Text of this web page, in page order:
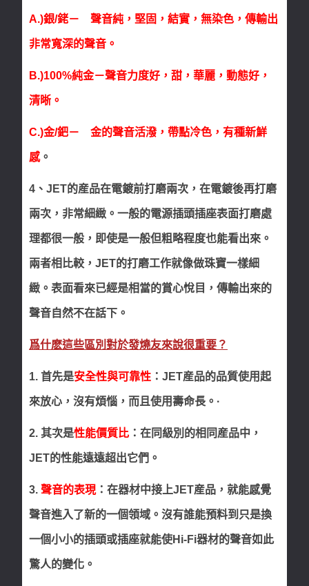
A.)銀/銠－ 聲音純，堅固，結實，無染色，傳輸出
非常寬深的聲音。
B.)100%純金－聲音力度好，甜，華麗，動態好，
清晰。
C.)金/鈀－ 金的聲音活潑，帶點冷色，有種新鮮
感。
4、JET的産品在電鍍前打磨兩次，在電鍍後再打磨
兩次，非常細緻。一般的電源插頭插座表面打磨處
理都很一般，即使是一般但粗略程度也能看出來。
兩者相比較，JET的打磨工作就像做珠寶一樣細
緻。表面看來已經是相當的賞心悅目，傳輸出來的
聲音自然不在話下。
爲什麽這些區別對於發燒友來說很重要？
1. 首先是安全性與可靠性 ：JET産品的品質使用起
來放心，沒有煩惱，而且使用壽命長。·
2. 其次是性能價質比 ：在同級別的相同産品中，
JET的性能遠遠超出它們。
3. 聲音的表現：在器材中接上JET産品，就能感覺
聲音進入了新的一個領域。沒有誰能預料到只是換
一個小小的插頭或插座就能使Hi-Fi器材的聲音如此
驚人的變化。